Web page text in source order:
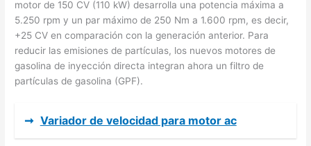
motor de 150 CV (110 kW) desarrolla una potencia máxima a
5.250 rpm y un par máximo de 250 Nm a 1.600 rpm, es decir,
+25 CV en comparación con la generación anterior. Para
reducir las emisiones de partículas, los nuevos motores de
gasolina de inyección directa integran ahora un filtro de
partículas de gasolina (GPF).
➞ Variador de velocidad para motor ac